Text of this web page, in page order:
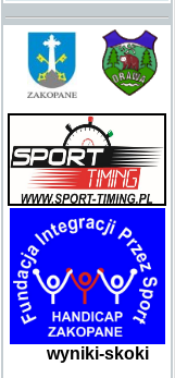
wyniki-skoki